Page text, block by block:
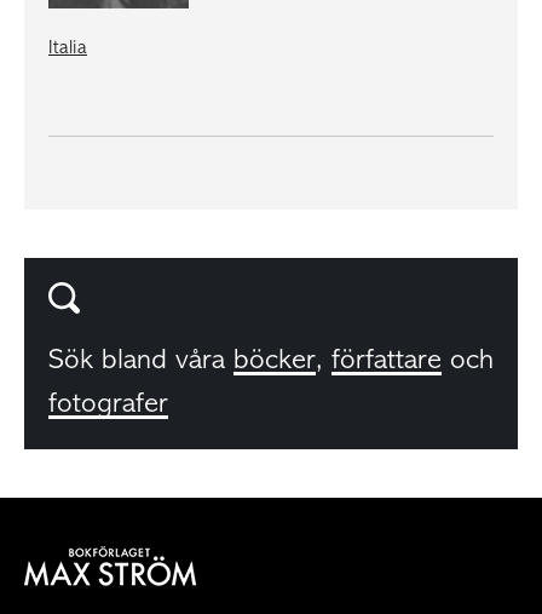
Italia
Sök bland våra böcker, författare och
fotografer